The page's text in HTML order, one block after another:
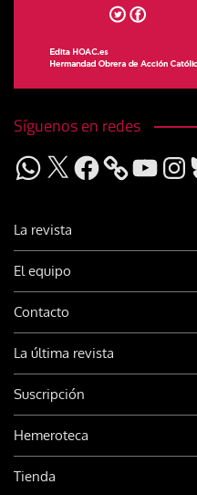
Síguenos en redes
WhatsApp
X Facebook YouTube
La revista
El equipo
Contacto
La última revista
Suscripción
Hemeroteca
Tienda